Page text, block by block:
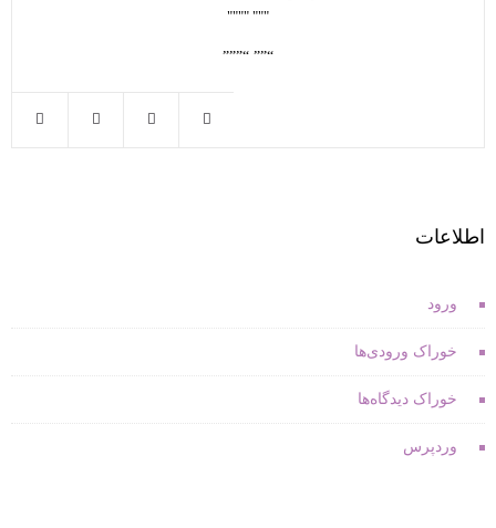
""" """"
“”” “”””
اطلاعات
ورود
خوراک ورودی‌ها
خوراک دیدگاه‌ها
وردپرس